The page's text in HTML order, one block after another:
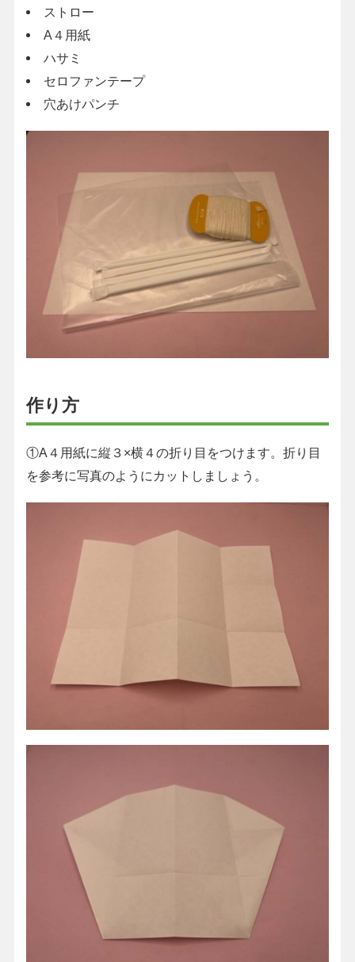
ストロー
A４用紙
ハサミ
セロファンテープ
穴あけパンチ
作り方
①A４用紙に縦３×横４の折り目をつけます。折り目
を参考に写真のようにカットしましょう。